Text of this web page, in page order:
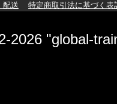
配送 特定商取引法に基づく表
2026 "global-